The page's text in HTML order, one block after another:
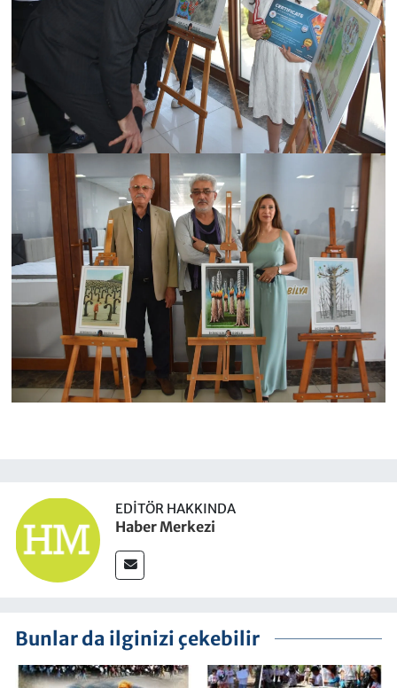
EDITÖR HAKKINDA
Haber Merkezi
Bunlar da ilginizi çekebilir